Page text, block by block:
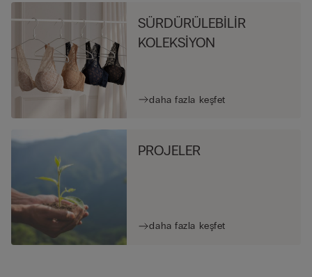
SÜRDÜRÜLEBİLİR
KOLEKSİYON
daha fazla keşfet
PROJELER
daha fazla keşfet